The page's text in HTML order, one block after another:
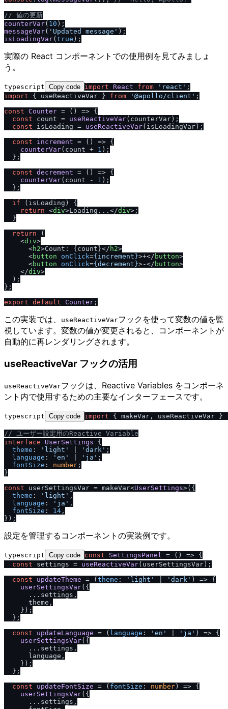
// 値の更新
counterVar( 10
messageVar( 'Updated message'
isLoadingVar( true
実際の React コンポーネントでの使用例を見てみましょ
う。
typescript Copy code import React from 'react'
import { useReactiveVar } from '@apollo/client' ;
const
Counter = ( ) => {
const count = useReactiveVar(counterVar);
const isLoading = useReactiveVar(isLoadingVar);
const
increment = ( ) => {
counterVar(count + 1 );
  };
const decrement = ( ) => {
counterVar(count - 1 );
  };
if (isLoading) {
return <div>Loading... </div> ;
  }
return (
<div>
<h2>Count: {count}</ h2>
<button onClick={increment}>+</ button>
<button onClick={decrement}>-</ button>
</div>
  );
};
export default Counter
この実装では、 useReactiveVarフックを使って変数の値を監
視しています。変数の値が変更されると、コンポーネントが
自動的に再レンダリングされます。
useReactiveVar フックの活用
useReactiveVarフックは、Reactive Variables をコンポーネ
ント内で使用するための主要なインターフェースです。
typescript Copy code import { makeVar, useReactiveVar }
/ / ユーザー設定用のReactive Variable
interface
UserSettings {
theme : 'light' 'dark' ;
language : 'en' 'ja' ;
fontSize : number ;
}
const userSettingsVar = makeVar<UserSettings>({
theme : 'light' ,
language : 'ja' ,
fontSize : 14 ,
設定を管理するコンポーネントの実装例です。
typescript Copy code const SettingsPanel = ( ) => {
const settings = useReactiveVar(userSettingsVar);
const
updateTheme = (theme : 'light' 'dark' ) => {
userSettingsVar({
      ...settings,
      theme,
    });
  };
const
updateLanguage = ( language : 'en' 'ja' ) => {
userSettingsVar({
      ...settings,
      language,
    });
  };
const
updateFontSize = ( fontSize : number) => {
userSettingsVar({
      ...settings,